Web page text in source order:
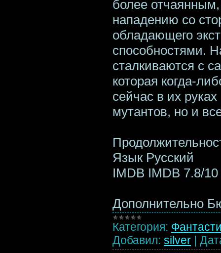
более отчаянным,
нападению со
обладающего
способностями.
сталкиваются с
которая когда-
сейчас в их
мутантов, но и
Язык Русский
IMDB IMDB 7.8/
Дополнительно
Категория:
Добавил: silver |